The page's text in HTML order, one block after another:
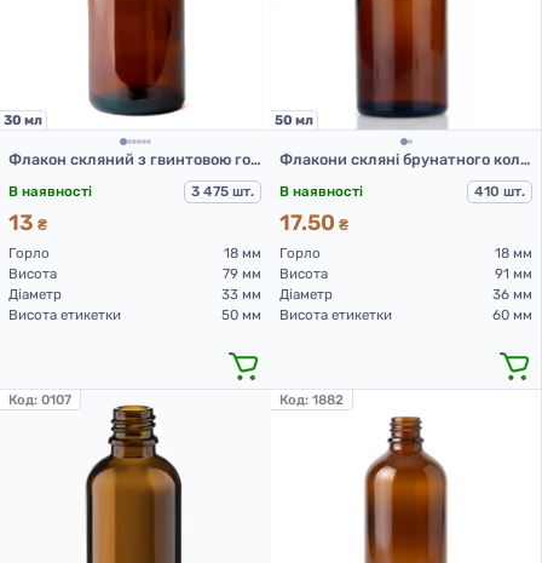
30 мл
Флакон скляний з гвинтовою горловиною брунатного кольору DIN 18, 30 мл
В наявності 3 475 шт.
13 ₴
Горло
18 мм
Висота
79 мм
Діаметр
33 мм
Висота етикетки
50 мм
50 мл
Флакони скляні брунатного кольору з гвинтовою горловиною 50 мл, DIN 18, для Л-З (скляний флакон 50 мл)
В наявності 410 шт.
17.50 ₴
Горло
18 мм
Висота
91 мм
Діаметр
36 мм
Висота етикетки
60 мм
Код: 0107 Код: 1882